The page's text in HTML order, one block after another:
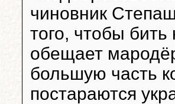
чиновник
того, чтобы
обещает
большую часть
постараются